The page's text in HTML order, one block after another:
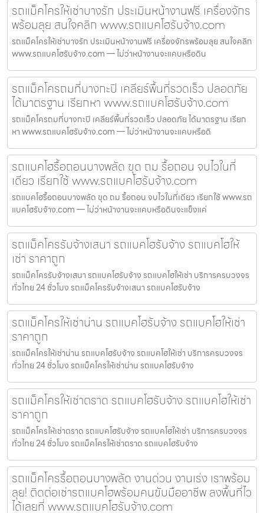
รถแม็คโครให้เช่าบางรัก ประเมินหน้างานฟรี เครื่องจักร
พร้อมลุย สนใจคลิก www.รถแบคโฮรับจ้าง.com
รถแม็คโครให้เช่าบางรัก ประเมินหน้างานฟรี เครื่องจักรพร้อมลุย สนใจคลิก
www.รถแบคโฮรับจ้าง.com — ไม่ว่าหน้างานจะแคบหรือดิน
รถแม็คโครถมที่บางกะปิ เคลียร์พื้นที่รวดเร็ว ปลอดภัย
ได้มาตรฐาน เรียกหา www.รถแบคโฮรับจ้าง.com
รถแม็คโครถมที่บางกะปิ เคลียร์พื้นที่รวดเร็ว ปลอดภัย ได้มาตรฐาน เรียก
หา www.รถแบคโฮรับจ้าง.com — ไม่ว่าหน้างานจะแคบหรือดิ
รถแบคโฮรื้อถอนบางพลัด ขุด ถม รื้อถอน จบไวในที่
เดียว เรียกใช้ www.รถแบคโฮรับจ้าง.com
รถแบคโฮรื้อถอนบางพลัด ขุด ถม รื้อถอน จบไวในที่เดียว เรียกใช้ www.รถ
แบคโฮรับจ้าง.com — ไม่ว่าหน้างานจะแคบหรือดินจะแข็งแค่
รถแม็คโครรับจ้างเสนา รถแบคโฮรับจ้าง รถแบคโฮให้
เช่า ราคาถูก
รถแม็คโครรับจ้างเสนา รถแบคโฮรับจ้าง รถแบคโฮให้เช่า บริการครบวงจร
ทั่วไทย 24 ชั่วโมง รถแม็คโครรับจ้างเสนา รถแบคโฮรับจ้าง
รถแม็คโครให้เช่าน่าน รถแบคโฮรับจ้าง รถแบคโฮให้เช่า
ราคาถูก
รถแม็คโครให้เช่าน่าน รถแบคโฮรับจ้าง รถแบคโฮให้เช่า บริการครบวงจร
ทั่วไทย 24 ชั่วโมง รถแม็คโครให้เช่าน่าน รถแบคโฮรับจ้าง
รถแม็คโครให้เช่าตราด รถแบคโฮรับจ้าง รถแบคโฮให้เช่า
ราคาถูก
รถแม็คโครให้เช่าตราด รถแบคโฮรับจ้าง รถแบคโฮให้เช่า บริการครบวงจร
ทั่วไทย 24 ชั่วโมง รถแม็คโครให้เช่าตราด รถแบคโฮรับจ้าง
รถแม็คโครรื้อถอนบางพลัด งานด่วน งานเร่ง เราพร้อม
ลุย! ติดต่อเช่ารถแบคโฮพร้อมคนขับมืออาชีพ ลงพื้นที่ไว
ได้เลยที่ www.รถแบคโฮรับจ้าง.com